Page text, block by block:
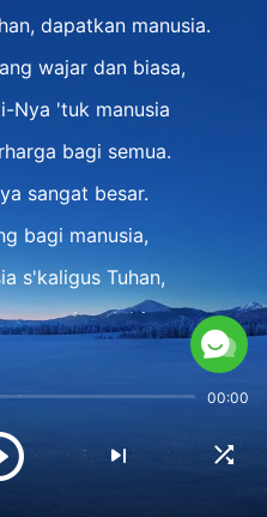
dapatkan manusia.
wajar dan biasa,
Nya 'tuk manusia
bagi semua.
sangat besar.
bagi manusia,
s'kaligus Tuhan,
manusia tak bisa,
II
hancurkan Iblis,
taklukkan manusia
00:00